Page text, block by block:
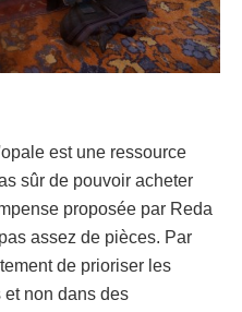
est une ressource
sûr de pouvoir acheter
proposée par Reda
assez de pièces. Par
de prioriser les
non dans des